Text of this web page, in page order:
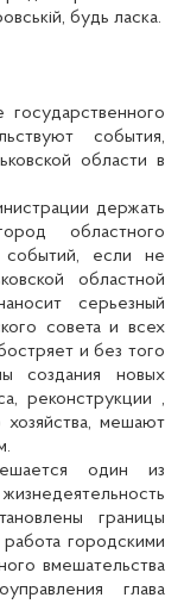
будь ласка.
события,
области в
держать
областного
событий, если не
областной
серьезный
совета и всех
и без того
создания новых
реконструкции ,
мешают
один из
границы
городскими
вмешательства
глава